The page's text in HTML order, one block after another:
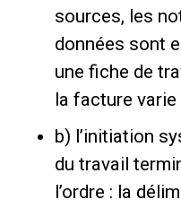
sources, les
données sont
une fiche de
la facture varie
b) l’initiation
du travail
l’ordre : la